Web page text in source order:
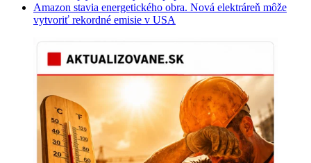
Amazon stavia energetického obra. Nová elektráreň môže
vytvoriť rekordné emisie v USA